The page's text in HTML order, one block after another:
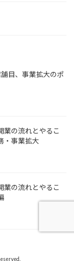
目、事業拡大のポ
業の流れとやるこ
・事業拡大
業の流れとやるこ